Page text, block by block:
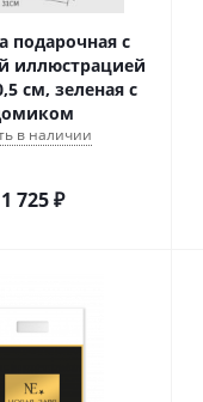
подарочная с
иллюстрацией
см, зеленая с
в наличии
1 725₽